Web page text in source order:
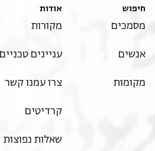
חיפוש
מסמכים
אנשים
מקומות
אודות
מקורות
עניינים טכניים
צרו עמנו קשר
קרדיטים
שאלות נפוצות